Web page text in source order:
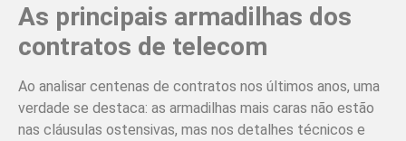
As principais armadilhas dos
contratos de telecom
Ao analisar centenas de contratos nos últimos anos, uma
verdade se destaca: as armadilhas mais caras não estão
nas cláusulas ostensivas, mas nos detalhes técnicos e